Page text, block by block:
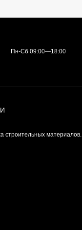
Пн-Сб 09:00—18:00
строительных материалов.